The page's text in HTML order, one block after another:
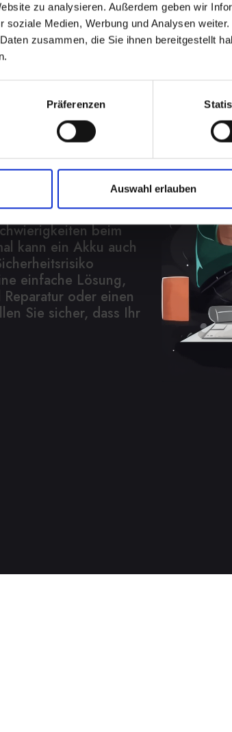
zu analysieren. Außerdem geben wir
soziale Medien, Werbung und Analysen
zusammen, die Sie ihnen bereitgestellt
Präferenzen
Auswahl erlauben
bei
13 in
IPHONE-13
wenn Sie
Von
beim
kann ein Akku auch
einfache Lösung,
oder einen
Sie sicher, dass Ihr